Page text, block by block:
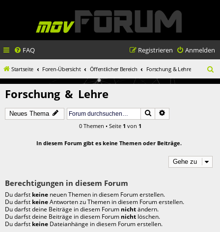
FAQ Anmelden
Registrieren
Startseite Foren-Übersicht Öffentlicher Bereich Forschung & Lehre
u
Forschung & Lehre
Neues Thema Suche
0 Themen • Seite 1 von 1
In diesem Forum gibt es keine Themen oder Beiträge.
Gehe zu
Berechtigungen in diesem Forum
Du darfst keine neuen Themen in diesem Forum erstellen.
Du darfst keineAntworten zu Themen in diesem Forum erstellen.
Du darfst deine Beiträge in diesem Forum nichtändern.
Du darfst deine Beiträge in diesem Forum nicht löschen.
Du darfst keine Dateianhänge in diesem Forum erstellen.